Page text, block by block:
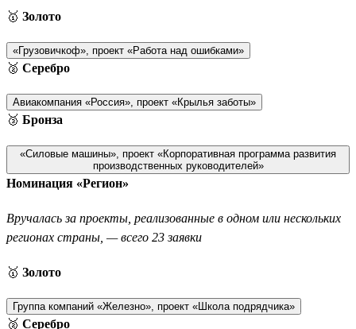
🥇 Золото
«Грузовичкоф», проект «Работа над ошибками»
🥈 Серебро
Авиакомпания «Россия», проект «Крылья заботы»
🥉 Бронза
«Силовые машины», проект «Корпоративная программа развития
производственных руководителей»
Номинация «Регион»
Вручалась за проекты, реализованные в одном или нескольких
регионах страны, — всего 23 заявки
🥇 Золото
Группа компаний «Железно», проект «Школа подрядчика»
🥈 Серебро